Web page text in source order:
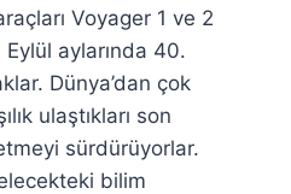
Voyager 1 ve 2
Eylül aylarında 40.
Dünya’dan çok
ulaştıkları son
sürdürüyorlar.
bilim